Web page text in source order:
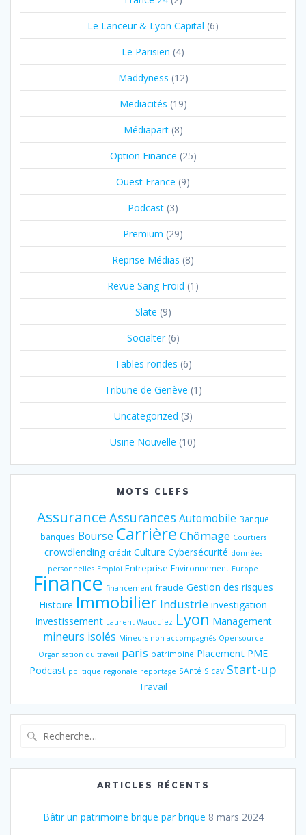
Le Lanceur & Lyon Capital (6)
Le Parisien (4)
Maddyness (12)
Mediacités (19)
Médiapart(8)
Option Finance (25)
Ouest France (9)
Podcast (3)
Premium (29)
Reprise Médias (8)
Revue Sang Froid (1)
Slate (9)
Socialter(6)
Tables rondes (6)
Tribune de Genève (1)
Uncategorized (3)
Usine Nouvelle (10)
MOTS CLEFS
Assurance Assurances Automobile Banque
banques Bourse Carrière Chômage Courtiers
crowdlending crédit Culture Cybersécurité données
personnelles Emploi Entreprise Environnement Europe
Finance financement fraude Gestion des risques
Histoire Immobilier Industrie investigation
Investissement Laurent Wauquiez Lyon Management
mineurs isolés Mineurs non accompagnés Opensource
Organisation du travail paris patrimoine Placement PME
Podcast politique régionale reportage SAnté Sicav Start-up
Travail
:
ARTICLES RÉCENTS
Bâtir un patrimoine brique par brique 8 mars 2024